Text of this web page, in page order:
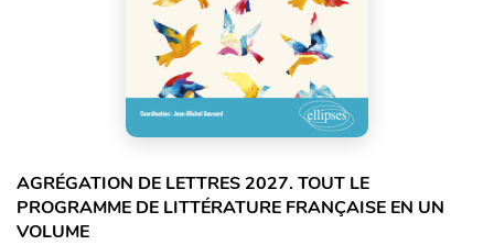
AGRÉGATION DE LETTRES 2027. TOUT LE
PROGRAMME DE LITTÉRATURE FRANÇAISE EN UN
VOLUME